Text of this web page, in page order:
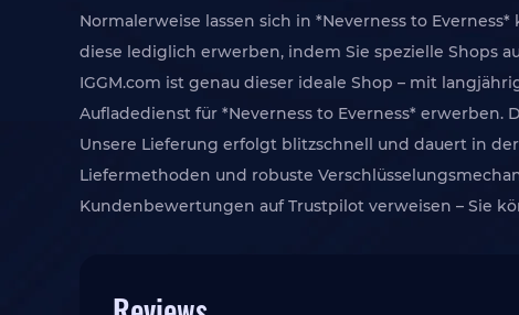
Normalerweise lassen sich in *Neverness to
diese lediglich erwerben, indem Sie spezielle Shops
IGGM.com ist genau dieser ideale Shop – mit
Aufladedienst für *Neverness to Everness* erwerben.
Unsere Lieferung erfolgt blitzschnell und dauert in
Liefermethoden und robuste
Kundenbewertungen auf Trustpilot verweisen – Sie